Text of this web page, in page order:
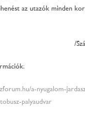
az utazók minden
/
a-nyugalom-
palyaudvar